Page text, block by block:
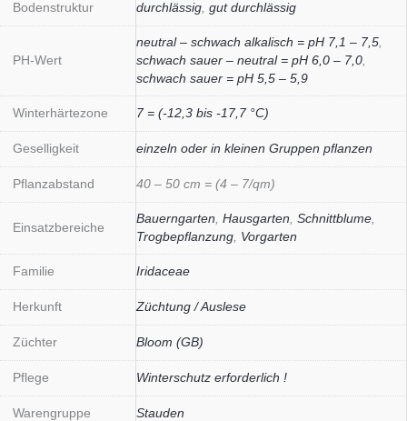
Bodenstruktur durchlässig gut durchlässig
PH-Wert
neutral – schwach alkalisch = pH 7,1 – 7,5
schwach sauer – neutral = pH 6,0 – 7,0
schwach sauer = pH 5,5 – 5,9
Winterhärtezone 7 = (-12,3 bis -17,7 °C)
Geselligkeit einzeln oder in kleinen Gruppen pflanzen
Pflanzabstand 40 – 50 cm = (4 – 7/qm)
Einsatzbereiche
Bauerngarten Hausgarten Schnittblume
Trogbepflanzung Vorgarten
Familie Iridaceae
Herkunft Züchtung / Auslese
Züchter Bloom (GB)
Pflege Winterschutz erforderlich !
Warengruppe Stauden